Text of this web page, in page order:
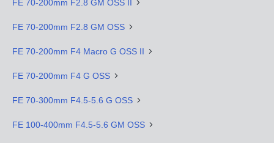
FE 70-200mm F2.8 GM OSS II
FE 70-200mm F2.8 GM OSS
FE 70-200mm F4 Macro G OSS II
FE 70-200mm F4 G OSS
FE 70-300mm F4.5-5.6 G OSS
FE 100-400mm F4.5-5.6 GM OSS